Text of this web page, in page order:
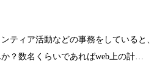
ティア活動などの事務をしていると
？数名くらいであればweb上の計…